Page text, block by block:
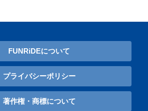
FUNRiDEについて
プライバシーポリシー
著作権・商標について